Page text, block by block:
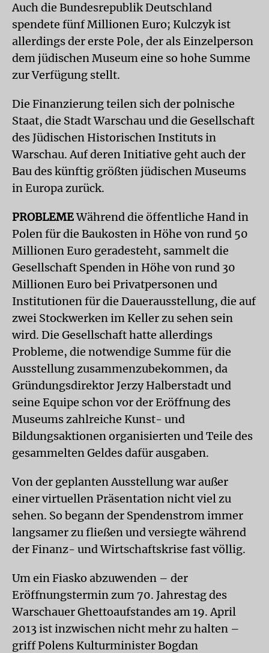
Auch die Bundesrepublik Deutschland
spendete fünf Millionen Euro; Kulczyk ist
allerdings der erste Pole, der als Einzelperson
dem jüdischen Museum eine so hohe Summe
zur Verfügung stellt.
Die Finanzierung teilen sich der polnische
Staat, die Stadt Warschau und die Gesellschaft
des Jüdischen Historischen Instituts in
Warschau. Auf deren Initiative geht auch der
Bau des künftig größten jüdischen Museums
in Europa zurück.
PROBLEMEWährend die öffentliche Hand in
Polen für die Baukosten in Höhe von rund 50
Millionen Euro geradesteht, sammelt die
Gesellschaft Spenden in Höhe von rund 30
Millionen Euro bei Privatpersonen und
Institutionen für die Dauerausstellung, die auf
zwei Stockwerken im Keller zu sehen sein
wird. Die Gesellschaft hatte allerdings
Probleme, die notwendige Summe für die
Ausstellung zusammenzubekommen, da
Gründungsdirektor Jerzy Halberstadt und
seine Equipe schon vor der Eröffnung des
Museums zahlreiche Kunst- und
Bildungsaktionen organisierten und Teile des
gesammelten Geldes dafür ausgaben.
Von der geplanten Ausstellung war außer
einer virtuellen Präsentation nicht viel zu
sehen. So begann der Spendenstrom immer
langsamer zu fließen und versiegte während
der Finanz- und Wirtschaftskrise fast völlig.
Um ein Fiasko abzuwenden – der
Eröffnungstermin zum 70. Jahrestag des
Warschauer Ghettoaufstandes am 19. April
2013 ist inzwischen nicht mehr zu halten –
griff Polens Kulturminister Bogdan